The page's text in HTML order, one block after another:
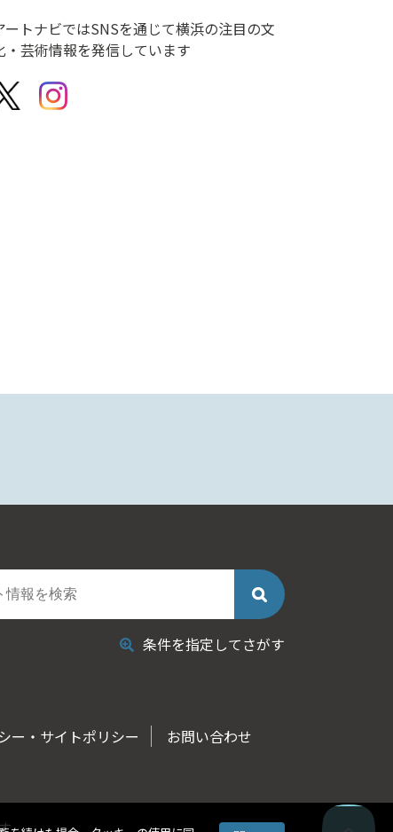
ートナビではSNSを通じて横浜の注目の文
・芸術情報を発信しています
ー・サイトポリシー お問い合わせ
条件を指定してさがす